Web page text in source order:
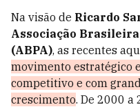
Na visão de Ricardo
Associação
(ABPA), as recentes
movimento estratégico
competitivo e com
crescimento. De 2000 a